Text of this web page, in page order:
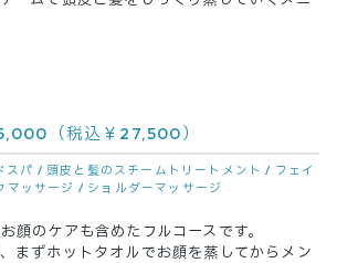
（税込￥27,500）
スパ /頭皮と髪のスチームトリートメント / フェイ
マッサージ / ショルダーマッサージ
顔のケアも含めたフルコースです。
まずホットタオルでお顔を蒸してからメン